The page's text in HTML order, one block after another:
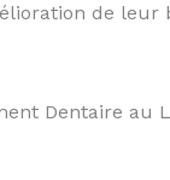
de leur
Dentaire au